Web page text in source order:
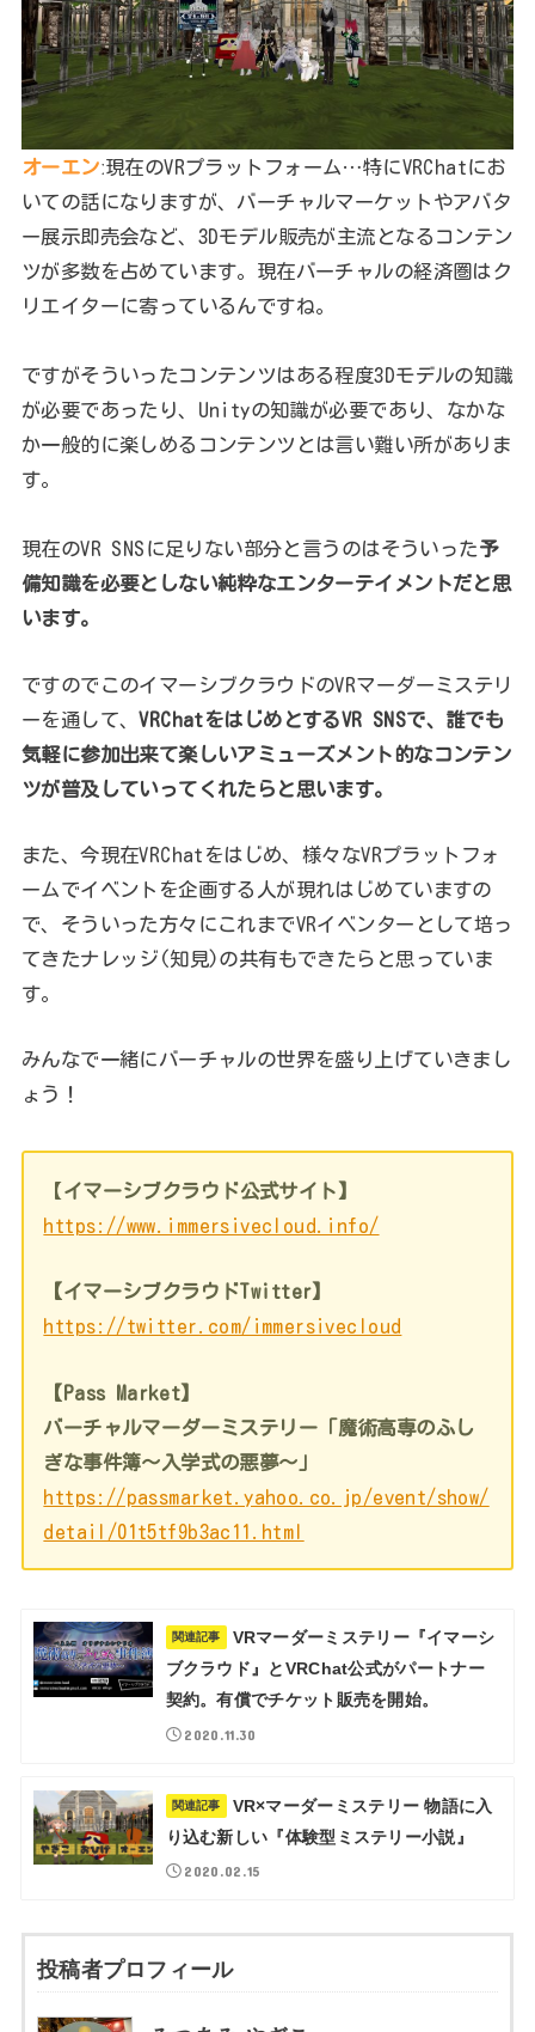
オーエンː現在のVRプラットフォーム…特にVRChatにお
いての話になりますが、バーチャルマーケットやアバタ
ー展示即売会など、3Dモデル販売が主流となるコンテン
ツが多数を占めています。現在バーチャルの経済圏はク
リエイターに寄っているんですね。
ですがそういったコンテンツはある程度3Dモデルの知識
が必要であったり、Unityの知識が必要であり、なかな
か一般的に楽しめるコンテンツとは言い難い所がありま
す。
現在のVR SNSに足りない部分と言うのはそういった予
備知識を必要としない純粋なエンターテイメントだと思
います。
ですのでこのイマーシブクラウドのVRマーダーミステリ
ーを通して、VRChatをはじめとするVR SNSで、誰でも
気軽に参加出来て楽しいアミューズメント的なコンテン
ツが普及していってくれたらと思います。
また、今現在VRChatをはじめ、様々なVRプラットフォ
ームでイベントを企画する人が現れはじめていますの
で、そういった方々にこれまでVRイベンターとして培っ
てきたナレッジ(知見)の共有もできたらと思っていま
す。
みんなで一緒にバーチャルの世界を盛り上げていきまし
ょう！
【 イマーシブクラウド公式サイト】
https://www.immersivecloud.info/
【イマーシブクラウドTwitter】
https://twitter.com/immersivecloud
【Pass Market】
バーチャルマーダーミステリー「魔術高専のふし
ぎな事件簿～入学式の悪夢～」
https://passmarket.yahoo.co.jp/event/show/
detail/01t5tf9b3ac11.html
関連記事
VRマーダーミステリー『イマーシ
ブクラウド』とVRChat公式がパートナー
契約。有償でチケット販売を開始。
2020.11.30
関連記事
VR×マーダーミステリー 物語に入
り込む新しい『体験型ミステリー小説』
2020.02.15
投稿者プロフィール